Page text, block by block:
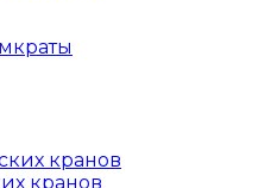
кранов
кранов